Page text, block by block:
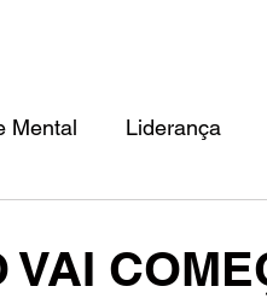
Mental Liderança